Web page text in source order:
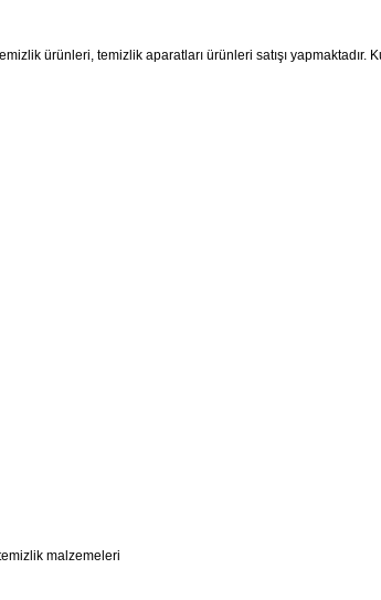
ürünleri, temizlik aparatları ürünleri satışı yapmaktadır.
malzemeleri